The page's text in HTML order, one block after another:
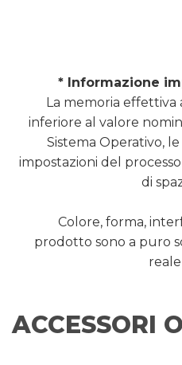
* Informazione
La memoria effettiva
inferiore al valore
Sistema Operativo,
impostazioni del
di
Colore, forma,
prodotto sono a puro
ACCESSORI